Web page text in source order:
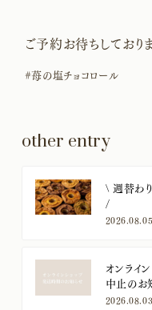
ご予約お待ちしており
#苺の塩チョコロール
other entry
​\ 週替わ
/
オンライ
中止のお